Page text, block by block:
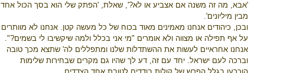
'אבא, מה זה משנה אם אצביע או לא?', שאלת, 'הפתק שלי הוא בסך הכול אחד
מבין מיליונים'.
ובכן, כיהודים אנחנו מאמינים מאוד בכוח של כל מעשה קטן. אנחנו לא מוותרים
על אף תפילה או מצווה ולא אומרים "מי אני בכלל ולמה שיקשיבו לי בשמים?".
אנחנו אחראיים לעשות את ההשתדלות שלנו ומתפללים לה' שתצא מכך טובה
וברכה לעם ישראל. יחד עם זה, דע לך שהיו גם מקרים שבחירות שלימות